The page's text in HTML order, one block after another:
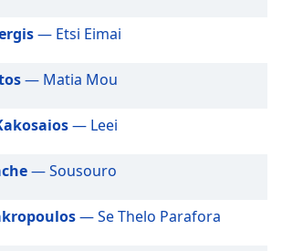
— Etsi Eimai
— Matia Mou
— Leei
— Sousouro
— Se Thelo Parafora